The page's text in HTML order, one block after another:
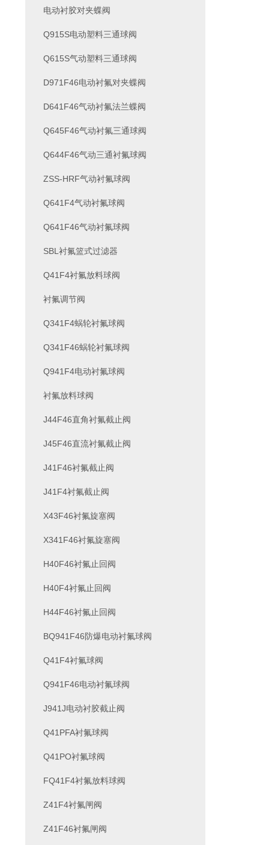
电动衬胶对夹蝶阀
Q915S电动塑料三通球阀
Q615S气动塑料三通球阀
D971F46电动衬氟对夹蝶阀
D641F46气动衬氟法兰蝶阀
Q645F46气动衬氟三通球阀
Q644F46气动三通衬氟球阀
ZSS-HRF气动衬氟球阀
Q641F4气动衬氟球阀
Q641F46气动衬氟球阀
SBL衬氟篮式过滤器
Q41F4衬氟放料球阀
衬氟调节阀
Q341F4蜗轮衬氟球阀
Q341F46蜗轮衬氟球阀
Q941F4电动衬氟球阀
衬氟放料球阀
J44F46直角衬氟截止阀
J45F46直流衬氟截止阀
J41F46衬氟截止阀
J41F4衬氟截止阀
X43F46衬氟旋塞阀
X341F46衬氟旋塞阀
H40F46衬氟止回阀
H40F4衬氟止回阀
H44F46衬氟止回阀
BQ941F46防爆电动衬氟球阀
Q41F4衬氟球阀
Q941F46电动衬氟球阀
J941J电动衬胶截止阀
Q41PFA衬氟球阀
Q41PO衬氟球阀
FQ41F4衬氟放料球阀
Z41F4衬氟闸阀
Z41F46衬氟闸阀